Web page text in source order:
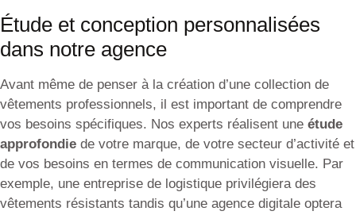
Étude et conception personnalisées
dans notre agence
Avant même de penser à la création d’une collection de
vêtements professionnels, il est important de comprendre
vos besoins spécifiques. Nos experts réalisent une étude
approfondie de votre marque, de votre secteur d’activité et
de vos besoins en termes de communication visuelle. Par
exemple, une entreprise de logistique privilégiera des
vêtements résistants tandis qu’une agence digitale optera